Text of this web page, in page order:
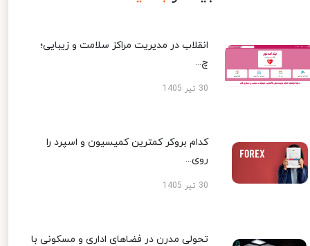
انقلاب در مدیریت مراکز سلامت و زیبایی؛
چ...
30 تیر 1405
کدام بروکر کمترین کمیسیون و اسپرد را
روی...
30 تیر 1405
تحولی مدرن در فضاهای اداری و مسکونی با